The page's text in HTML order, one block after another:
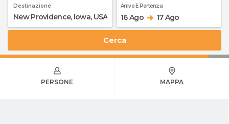
Destinazione Arrivo E Partenza
16 Ago 17 Ago
Cerca
PERSONE MAPPA